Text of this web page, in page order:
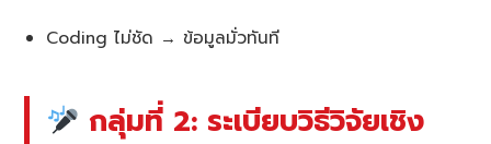
Coding ไม่ชัด → ข้อมูลมั่วทันที
กลุ่มที่ 2: ระเบียบวิธีวิจัยเชิง